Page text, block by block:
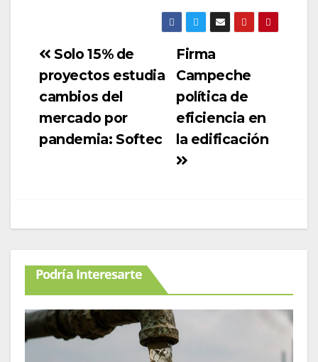
Firma
Campeche
política de
eficiencia en
la edificación
Solo 15% de
proyectos estudia
cambios del
mercado por
pandemia: Softec
Podría Interesarte